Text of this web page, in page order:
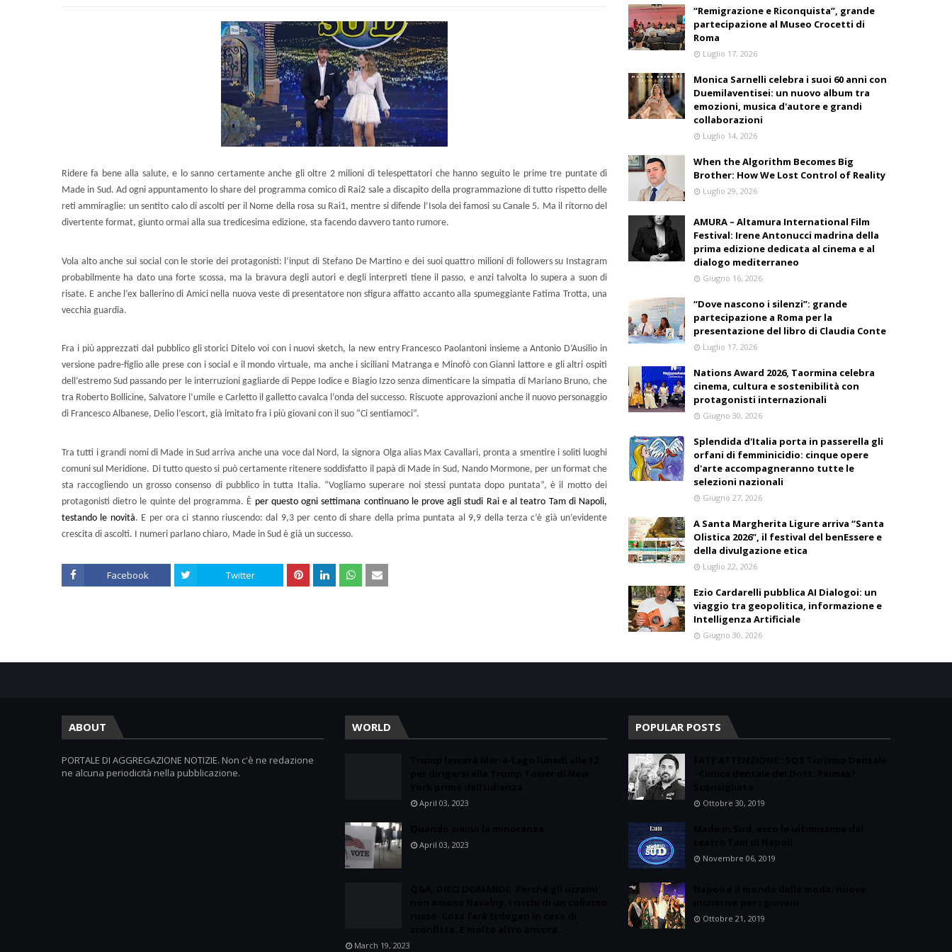
Ridere fa bene alla salute, e lo sanno certamente anche gli oltre 2 milioni di telespettatori che hanno seguito le prime tre puntate di
Made in Sud. Ad ogni appuntamento lo share del programma comico di Rai2 sale a discapito della programmazione di tutto rispetto delle
reti ammiraglie: un sentito calo di ascolti per il Nome della rosa su Rai1, mentre si difende l’Isola dei famosi su Canale 5. Ma il ritorno del
divertente format, giunto ormai alla sua tredicesima edizione, sta facendo davvero tanto rumore.
Vola alto anche sui social con le storie dei protagonisti: l’input di Stefano De Martino e dei suoi quattro milioni di followers su Instagram
probabilmente ha dato una forte scossa, ma la bravura degli autori e degli interpreti tiene il passo, e anzi talvolta lo supera a suon di
risate. E anche l’ex ballerino di Amici nella nuova veste di presentatore non sfigura affatto accanto alla spumeggiante Fatima Trotta, una
vecchia guardia.
Fra i più apprezzati dal pubblico gli storici Ditelo voi con i nuovi sketch, la new entry Francesco Paolantoni insieme a Antonio D’Ausilio in
versione padre-figlio alle prese con i social e il mondo virtuale, ma anche i siciliani Matranga e Minofò con Gianni lattore e gli altri ospiti
dell’estremo Sud passando per le interruzioni gagliarde di Peppe Iodice e Biagio Izzo senza dimenticare la simpatia di Mariano Bruno, che
tra Roberto Bollicine, Salvatore l’umile e Carletto il galletto cavalca l’onda del successo. Riscuote approvazioni anche il nuovo personaggio
di Francesco Albanese, Delio l’escort, già imitato fra i più giovani con il suo “Ci sentiamoci”.
Tra tutti i grandi nomi di Made in Sud arriva anche una voce dal Nord, la signora Olga alias Max Cavallari, pronta a smentire i soliti luoghi
comuni sul Meridione. Di tutto questo si può certamente ritenere soddisfatto il papà di Made in Sud, Nando Mormone, per un format che
sta raccogliendo un grosso consenso di pubblico in tutta Italia. “Vogliamo superare noi stessi puntata dopo puntata”, è il motto dei
protagonisti dietro le quinte del programma. È per questo ogni settimana continuano le prove agli studi Rai e al teatro Tam di Napoli,
testando le novità. E per ora ci stanno riuscendo: dal 9,3 per cento di share della prima puntata al 9,9 della terza c’è già un’evidente
crescita di ascolti. I numeri parlano chiaro, Made in Sud è già un successo.
Facebook Twitter
“Remigrazione e Riconquista”, grande
partecipazione al Museo Crocetti di
Roma
Luglio 17, 2026
Monica Sarnelli celebra i suoi 60 anni con
Duemilaventisei: un nuovo album tra
emozioni, musica d'autore e grandi
collaborazioni
Luglio 14, 2026
When the Algorithm Becomes Big
Brother: How We Lost Control of Reality
Luglio 29, 2026
AMURA – Altamura International Film
Festival: Irene Antonucci madrina della
prima edizione dedicata al cinema e al
dialogo mediterraneo
Giugno 16, 2026
“Dove nascono i silenzi”: grande
partecipazione a Roma per la
presentazione del libro di Claudia Conte
Luglio 17, 2026
Nations Award 2026, Taormina celebra
cinema, cultura e sostenibilità con
protagonisti internazionali
Giugno 30, 2026
Splendida d'Italia porta in passerella gli
orfani di femminicidio: cinque opere
d'arte accompagneranno tutte le
selezioni nazionali
Giugno 27, 2026
A Santa Margherita Ligure arriva “Santa
Olistica 2026”, il festival del benEssere e
della divulgazione etica
Luglio 22, 2026
Ezio Cardarelli pubblica AI Dialogoi: un
viaggio tra geopolitica, informazione e
Intelligenza Artificiale
Giugno 30, 2026
ABOUT
PORTALE DI AGGREGAZIONE NOTIZIE. Non c'è ne redazione
ne alcuna periodicità nella pubblicazione.
WORLD
April 03, 2023
April 03, 2023
March 19, 2023
POPULAR POSTS
Ottobre 30, 2019
Novembre 06, 2019
Ottobre 21, 2019